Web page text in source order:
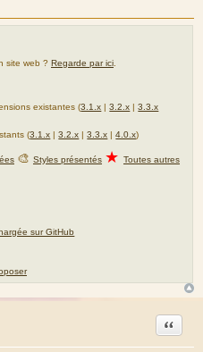
site web ? Regarde par ici
existantes (3.1.x |3.2.x |3.3.x
(3.1.x |3.2.x |3.3.x |4.0.x)
🎨 Styles présentés ★ Toutes autres
sur GitHub
Citation